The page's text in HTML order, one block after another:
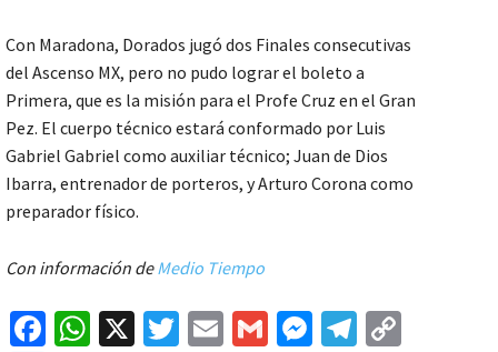
Con Maradona, Dorados jugó dos Finales consecutivas
del Ascenso MX, pero no pudo lograr el boleto a
Primera, que es la misión para el Profe Cruz en el Gran
Pez. El cuerpo técnico estará conformado por Luis
Gabriel Gabriel como auxiliar técnico; Juan de Dios
Ibarra, entrenador de porteros, y Arturo Corona como
preparador físico.
Con información deMedio Tiempo
Fa W X
T
E
G
M Te